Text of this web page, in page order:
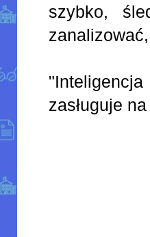
szybko,
zasługuje